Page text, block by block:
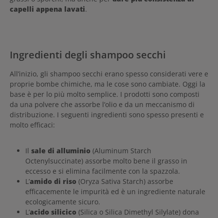
capelli appena lavati.
Ingredienti degli shampoo secchi
All’inizio, gli shampoo secchi erano spesso considerati vere e
proprie bombe chimiche, ma le cose sono cambiate. Oggi la
base è per lo più molto semplice. I prodotti sono composti
da una polvere che assorbe l’olio e da un meccanismo di
distribuzione. I seguenti ingredienti sono spesso presenti e
molto efficaci:
Il sale di alluminio (Aluminum Starch
Octenylsuccinate) assorbe molto bene il grasso in
eccesso e si elimina facilmente con la spazzola.
L’amido di riso (Oryza Sativa Starch) assorbe
efficacemente le impurità ed è un ingrediente naturale
ecologicamente sicuro.
L’acido silicico (Silica o Silica Dimethyl Silylate) dona